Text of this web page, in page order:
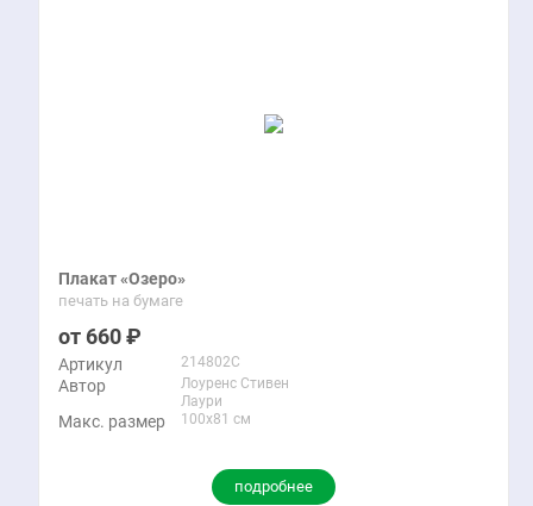
Плакат «Озеро»
печать на бумаге
660
Артикул 214802C
Автор
Лоуренс Стивен
Лаури
Макс. размер 100x81 см
подробнее